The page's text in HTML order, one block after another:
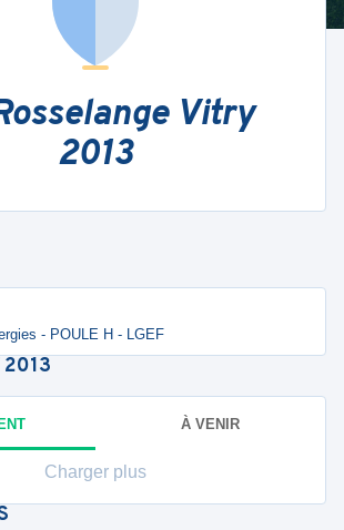
Vitry
2013
- POULE H - LGEF
2013
À VENIR
Charger plus